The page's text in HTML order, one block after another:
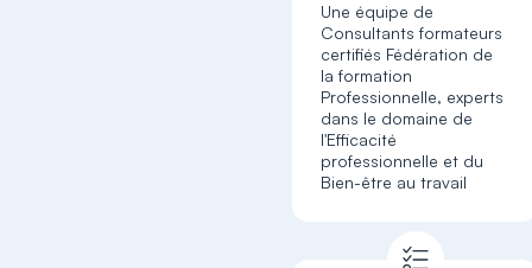
Une équipe de
Consultants formateurs
certifiés Fédération de
la formation
Professionnelle, experts
dans le domaine de
l'Efficacité
professionnelle et du
Bien-être au travail